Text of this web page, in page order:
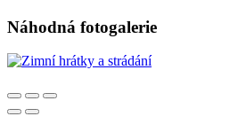
Náhodná fotogalerie